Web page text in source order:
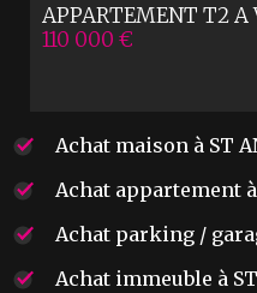
APPARTEMENT T2 A
110 000 €
Achat maison à ST
Achat appartement à
Achat parking /
Achat immeuble à